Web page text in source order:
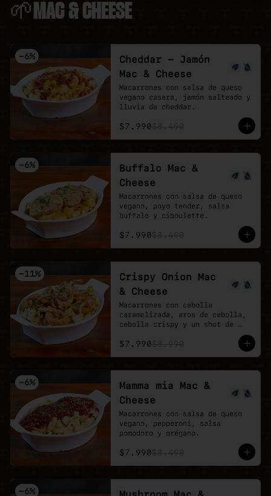
🌱MAC & CHEESE
-6%
Cheddar - Jamón
Mac & Cheese
Macarrones con salsa de queso
vegano casera, jamón salteado y
lluvia de cheddar.
$7.990
-6%
Buffalo Mac &
Cheese
Macarrones con salsa de queso
vegano, poyo tender, salsa
buffalo y ciboulette.
$7.990
-11%
Crispy Onion Mac
& Cheese
Macarrones con cebolla
caramelizada, aros de cebolla,
cebolla crispy y un shot de
$7.990
-6%
Mamma mia Mac &
Cheese
Macarrones con salsa de queso
vegano, pepperoni, salsa
pomodoro y orégano.
$7.990
-6%